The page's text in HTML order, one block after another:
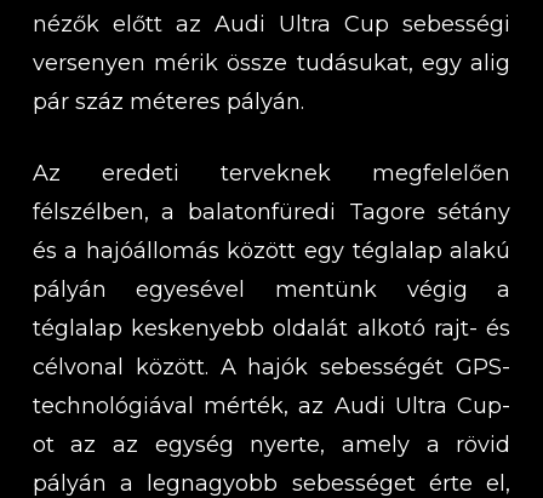
nézők előtt az Audi Ultra Cup sebességi
versenyen mérik össze tudásukat, egy alig
pár száz méteres pályán.
Az eredeti terveknek megfelelően
félszélben, a balatonfüredi Tagore sétány
és a hajóállomás között egy téglalap alakú
pályán egyesével mentünk végig a
téglalap keskenyebb oldalát alkotó rajt- és
célvonal között. A hajók sebességét GPS-
technológiával mérték, az Audi Ultra Cup-
ot az az egység nyerte, amely a rövid
pályán a legnagyobb sebességet érte el,